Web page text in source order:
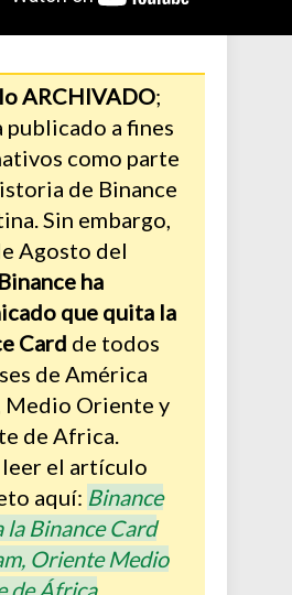
ARCHIVADO;
publicado a fines
como parte
de Binance
Sin embargo,
Agosto del
Binance ha
que quita la
Card de todos
de América
Medio Oriente y
de Africa.
leer el artículo
aquí: Binance
la Binance Card
Oriente Medio
de África